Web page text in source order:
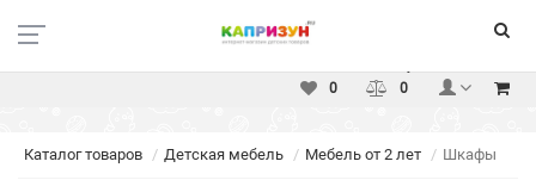
0
0
Каталог товаров Детская мебель Мебель от 2 лет Шкафы